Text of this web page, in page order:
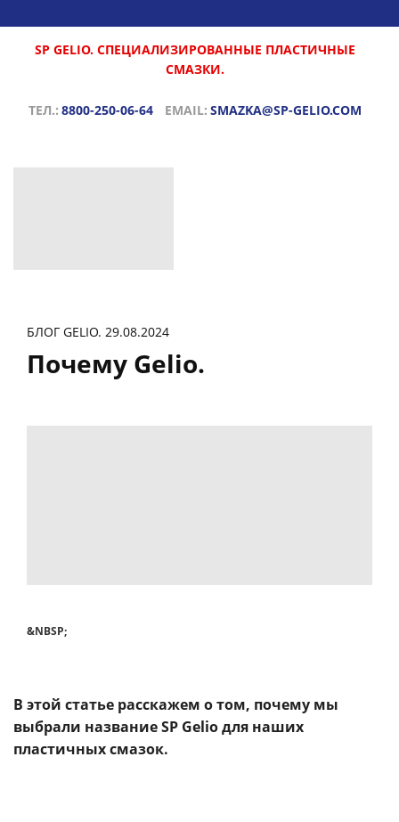
SP GELIO. СПЕЦИАЛИЗИРОВАННЫЕ ПЛАСТИЧНЫЕ
СМАЗКИ.
ТЕЛ.: 8800-250-06-64 EMAIL: SMAZKA@SP-GELIO.COM
БЛОГ GELIO. 29.08.2024
Почему Gelio.
&NBSP;
В этой статье расскажем о том, почему мы
выбрали название SP Gelio для наших
пластичных смазок.